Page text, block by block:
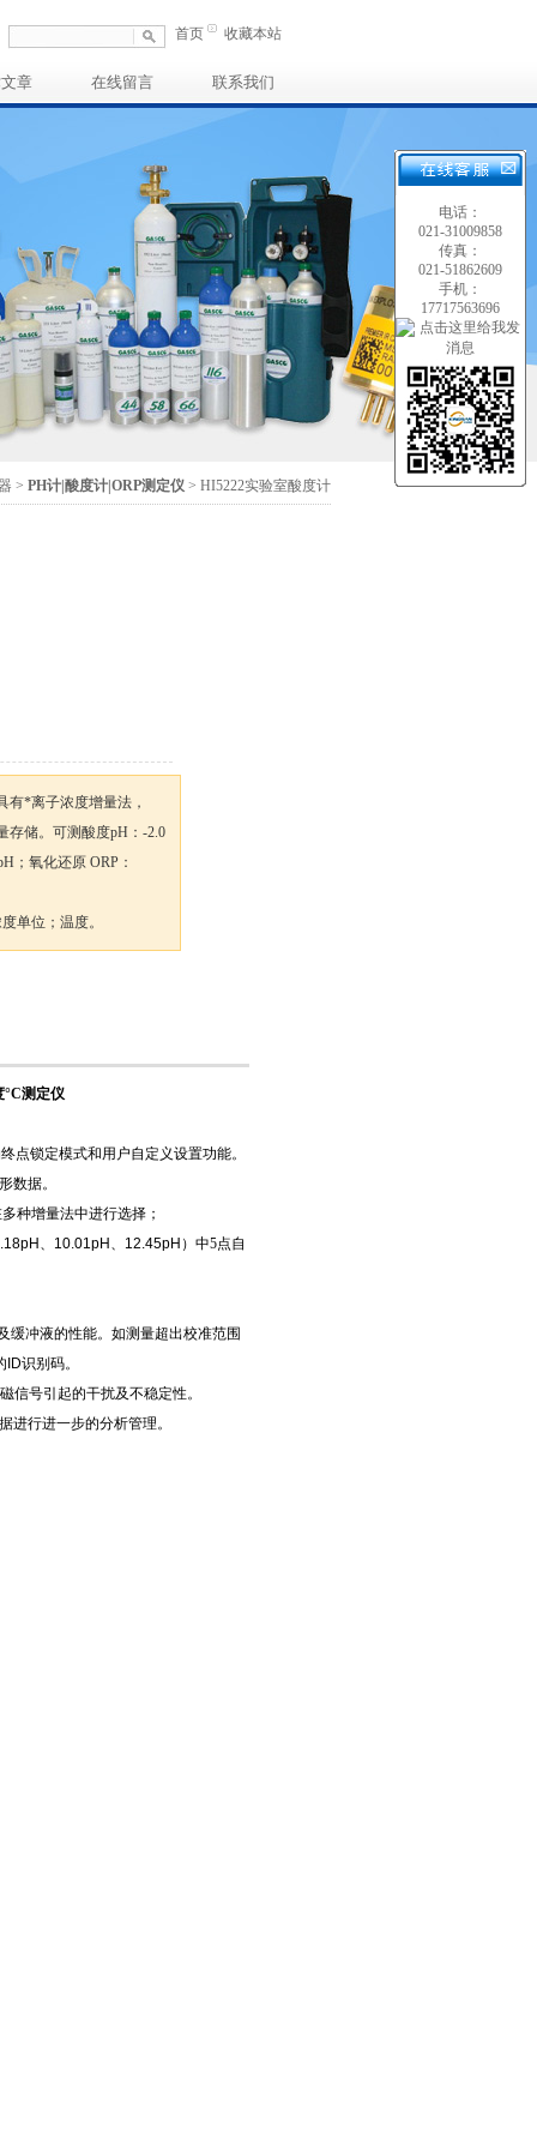
首页 收藏本站
章 在线留言 联系我们
> PH计|酸度计|ORP测定仪 > HI5222实验室酸度计
有*离子浓度增量法，
存储。可测酸度pH：-2.0
；氧化还原 ORP：
单位；温度。
测定仪
点锁定模式和用户自定义设置功能。
数据。
种增量法中进行选择；
、 10.01pH 、 12.45pH ）中5点自
缓冲液的性能。如测量超出校准范围
ID识别码。
信号引起的干扰及不稳定性。
进行进一步的分析管理。
电话：
021-31009858
传真：
021-51862609
手机：
17717563696